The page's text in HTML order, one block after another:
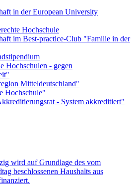
wird auf Grundlage des vom
beschlossenen Haushalts aus